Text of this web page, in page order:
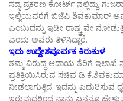
ಸದ್ಯ ಪ್ರಕರಣ ಕೋರ್ಟ್ ನಲ್ಲಿದ್ದು,
ಇಲ್ಲಿಯವರೆಗೆ ಬಿಜೆಪಿ ಶಿವಕುಮಾರ್
ಎಂಬುದನ್ನು ಇಡೀ ರಾಷ್ಚ್ರವೇ
ಎಂದು ಅವರು ತಿಳಿಸಿದ್ದಾರೆ.
ಇದು ಉದ್ದೇಶಪೂರ್ವಕ ಕಿರುಕುಳ
ತಮ್ಮ ವಿರುದ್ಧ ಆದಾಯ ತೆರಿಗೆ ಇಲಾಖೆ
ಪ್ರತಿಕ್ರಿಯಿಸಿರುವ ಸಚಿವ
ನೀಡಲಾಗುತ್ತಿದೆ. ಇದನ್ನು
ಇರುವುದರಿಂದ ನಾನು ಏನನ್ನೂ